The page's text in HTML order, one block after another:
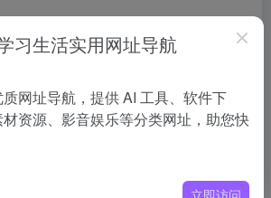
习生活实用网址导航
质网址导航，提供 AI 工具、软件下
资源、影音娱乐等分类网址，助您快
立即访问